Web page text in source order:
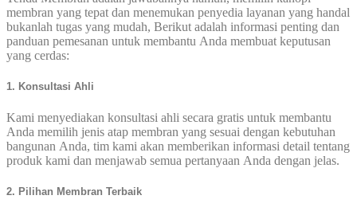
membran yang tepat dan menemukan penyedia layanan yang handal
bukanlah tugas yang mudah, Berikut adalah informasi penting dan
panduan pemesanan untuk membantu Anda membuat keputusan
yang cerdas:
1. Konsul tasi Ahli
Kami menyediakan konsultasi ahli secara gratis untuk membantu
Anda memilih jenis atap membran yang sesuai dengan kebutuhan
bangunan Anda, tim kami akan memberikan informasi detail tentang
produk kami dan menjawab semua pertanyaan Anda dengan jelas.
2. Pilihan Membran Terbaik